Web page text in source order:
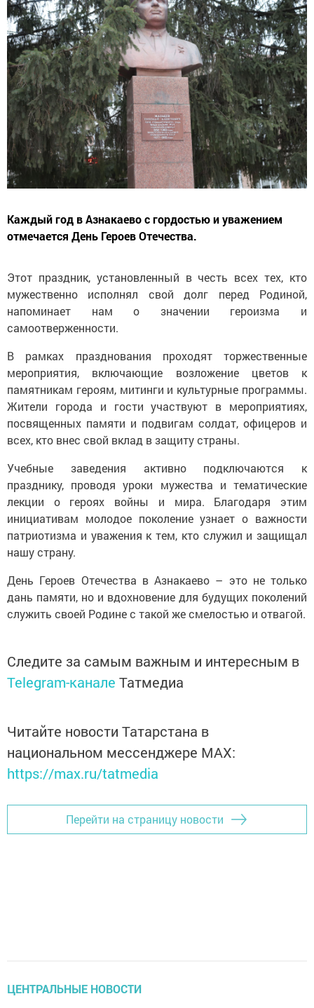
Каждый год в Азнакаево с гордостью и уважением
отмечается День Героев Отечества.
Этот праздник, установленный в честь всех тех, кто
мужественно исполнял свой долг перед Родиной,
напоминает нам о значении героизма и
самоотверженности.
В рамках празднования проходят торжественные
мероприятия, включающие возложение цветов к
памятникам героям, митинги и культурные программы.
Жители города и гости участвуют в мероприятиях,
посвященных памяти и подвигам солдат, офицеров и
всех, кто внес свой вклад в защиту страны.
Учебные заведения активно подключаются к
празднику, проводя уроки мужества и тематические
лекции о героях войны и мира. Благодаря этим
инициативам молодое поколение узнает о важности
патриотизма и уважения к тем, кто служил и защищал
нашу страну.
День Героев Отечества в Азнакаево – это не только
дань памяти, но и вдохновение для будущих поколений
служить своей Родине с такой же смелостью и отвагой.
Следите за самым важным и интересным в
Telegram-канале Татмедиа
Читайте новости Татарстана в
национальном мессенджере MАХ:
https://max.ru/tatmedia
Перейти на страницу новости
ЦЕНТРАЛЬНЫЕ НОВОСТИ